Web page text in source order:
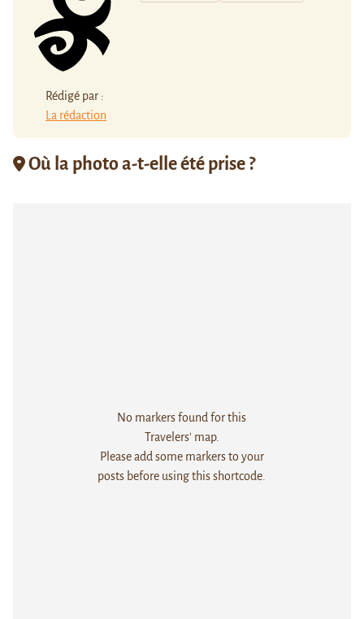
Rédigé par :
La rédaction
Où la photo a-t-elle été prise ?
No markers found for this
Travelers' map.
Please add some markers to your
posts before using this shortcode.